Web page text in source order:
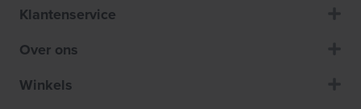
Klantenservice
Over ons
Winkels